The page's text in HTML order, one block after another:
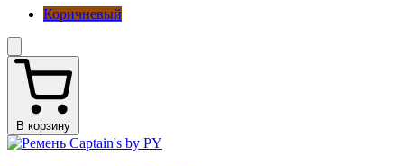
Коричневый
В корзину